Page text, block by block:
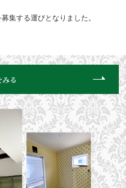
集する運びとなりました。
る